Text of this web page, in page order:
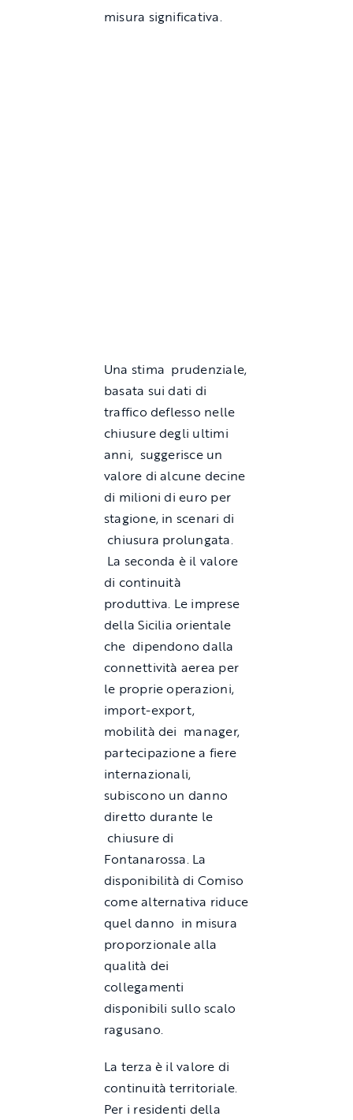
misura significativa.
Una stima prudenziale,
basata sui dati di
traffico deflesso nelle
chiusure degli ultimi
anni, suggerisce un
valore di alcune decine
di milioni di euro per
stagione, in scenari di
chiusura prolungata.
La seconda è il valore
di continuità
produttiva. Le imprese
della Sicilia orientale
che dipendono dalla
connettività aerea per
le proprie operazioni,
import-export,
mobilità dei manager,
partecipazione a fiere
internazionali,
subiscono un danno
diretto durante le
chiusure di
Fontanarossa. La
disponibilità di Comiso
come alternativa riduce
quel danno in misura
proporzionale alla
qualità dei
collegamenti
disponibili sullo scalo
ragusano.
La terza è il valore di
continuità territoriale.
Per i residenti della